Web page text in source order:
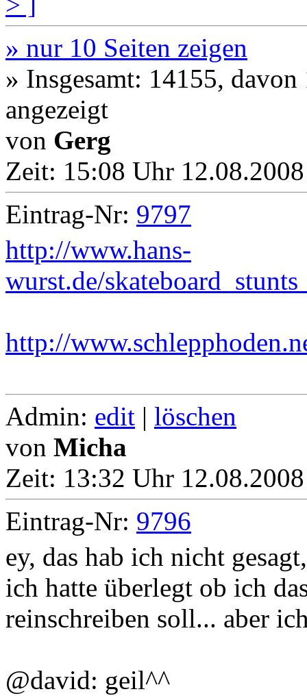
» nur 10 Seiten zeigen
» Insgesamt: 14155,
angezeigt
von Gerg
Zeit: 15:08 Uhr
Eintrag-Nr: 9797
http://www.hans-
wurst.de/
http://
Admin: edit | löschen
von Micha
Zeit: 13:32 Uhr
Eintrag-Nr: 9796
ey, das hab ich nicht
ich hatte überlegt ob ich
reinschreiben soll... aber
@david: geil^^